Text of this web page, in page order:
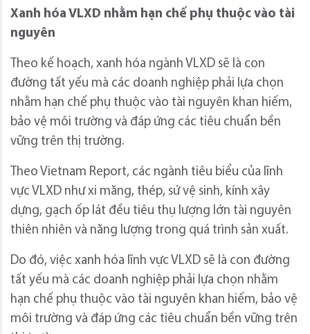
Xanh hóa VLXD nhằm hạn chế phụ thuộc vào tài
nguyên
Theo kế hoạch, xanh hóa ngành VLXD sẽ là con
đường tất yếu mà các doanh nghiệp phải lựa chọn
nhằm hạn chế phụ thuộc vào tài nguyên khan hiếm,
bảo vệ môi trường và đáp ứng các tiêu chuẩn bền
vững trên thị trường.
Theo Vietnam Report, các ngành tiêu biểu của lĩnh
vực VLXD như xi măng, thép, sứ vệ sinh, kính xây
dựng, gạch ốp lát đều tiêu thụ lượng lớn tài nguyên
thiên nhiên và năng lượng trong quá trình sản xuất.
Do đó, việc xanh hóa lĩnh vực VLXD sẽ là con đường
tất yếu mà các doanh nghiệp phải lựa chọn nhằm
hạn chế phụ thuộc vào tài nguyên khan hiếm, bảo vệ
môi trường và đáp ứng các tiêu chuẩn bền vững trên